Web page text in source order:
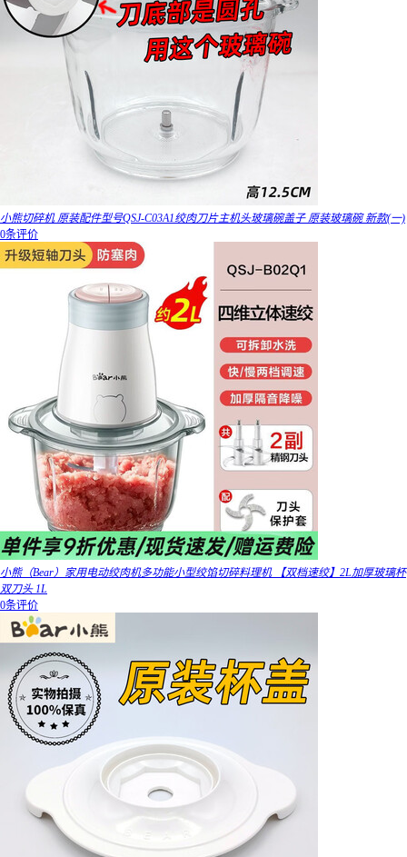
小熊切碎机 原装配件型号QSJ-C03A1绞肉刀片主机头玻璃碗盖子 原装玻璃碗 新款(一)
0条评价
小熊（Bear）家用电动绞肉机多功能小型绞馅切碎料理机 【双档速绞】2L加厚玻璃杯
双刀头 1L
0条评价